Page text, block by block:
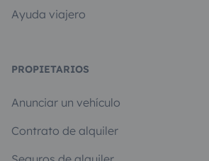
Ayuda viajero
PROPIETARIOS
Anunciar un vehículo
Contrato de alquiler